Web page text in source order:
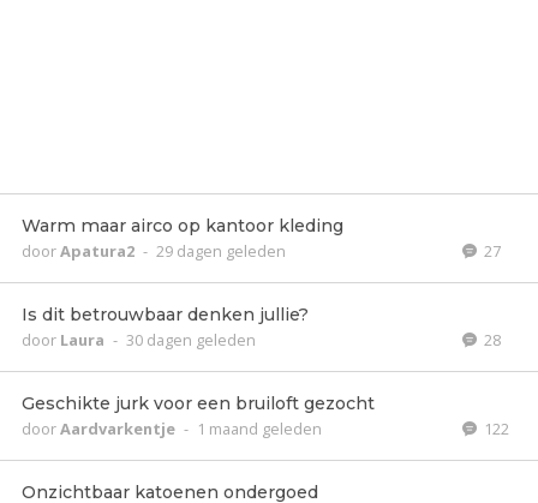
Warm maar airco op kantoor kleding
doorApatura2 - 29 dagen geleden 27
Is dit betrouwbaar denken jullie?
door Laura - 30 dagen geleden 28
Geschikte jurk voor een bruiloft gezocht
doorAardvarkentje - 1 maand geleden 122
Onzichtbaar katoenen ondergoed